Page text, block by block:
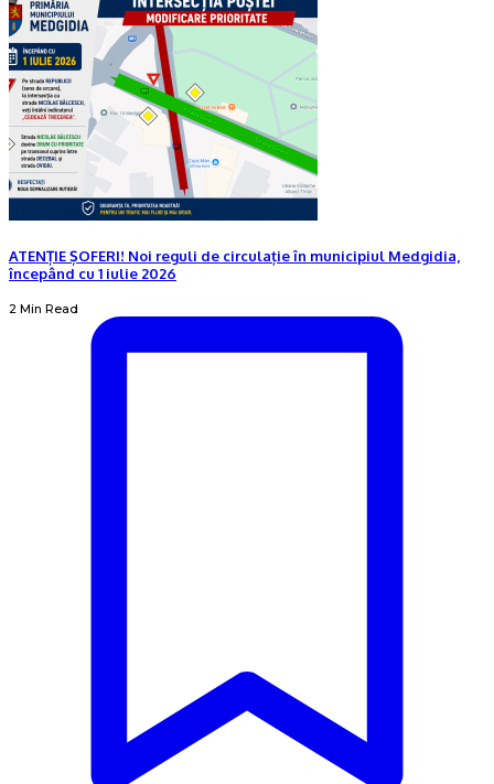
ATENȚIE ȘOFERI! Noi reguli de circulație în municipiul Medgidia,
începând cu 1 iulie 2026
2 Min Read